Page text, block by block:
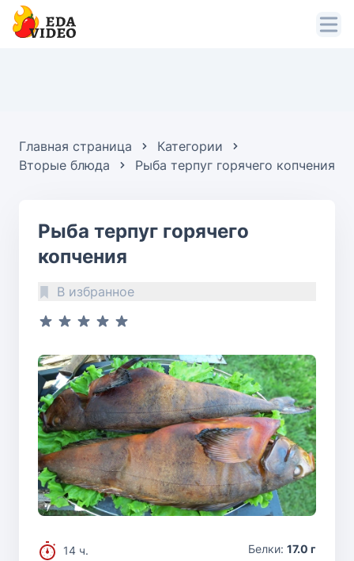
Главная страница
Категории
Вторые блюда
Рыба терпуг горячего копчения
Рыба терпуг горячего
копчения
В избранное
14 ч.
Белки: 17.0 г